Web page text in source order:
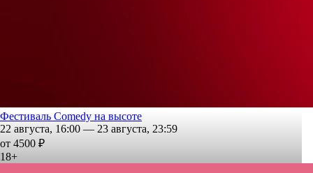
Фестиваль Comedy на высоте
22 августа, 16:00 — 23 августа, 23:59
от 4500 ₽
18+